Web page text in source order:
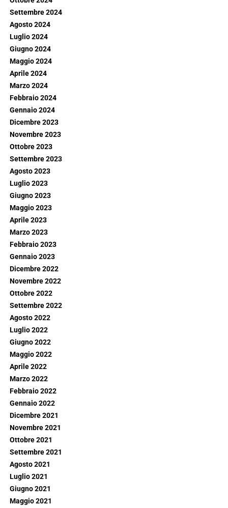
Settembre 2024
Agosto 2024
Luglio 2024
Giugno 2024
Maggio 2024
Aprile 2024
Marzo 2024
Febbraio 2024
Gennaio 2024
Dicembre 2023
Novembre 2023
Ottobre 2023
Settembre 2023
Agosto 2023
Luglio 2023
Giugno 2023
Maggio 2023
Aprile 2023
Marzo 2023
Febbraio 2023
Gennaio 2023
Dicembre 2022
Novembre 2022
Ottobre 2022
Settembre 2022
Agosto 2022
Luglio 2022
Giugno 2022
Maggio 2022
Aprile 2022
Marzo 2022
Febbraio 2022
Gennaio 2022
Dicembre 2021
Novembre 2021
Ottobre 2021
Settembre 2021
Agosto 2021
Luglio 2021
Giugno 2021
Maggio 2021